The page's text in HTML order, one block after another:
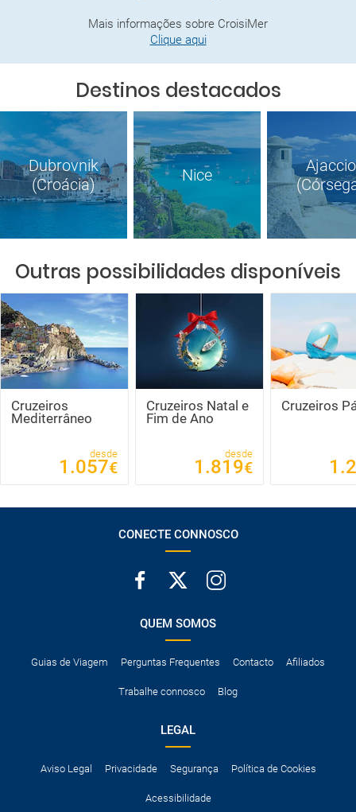
Mais informações sobre CroisiMer
Clique aqui
Destinos destacados
Dubrovnik
(Croácia)
Nice
Ajaccio
Outras possibilidades disponíveis
Cruzeiros
Mediterrâneo
desde
1.057€
Cruzeiros Natal e
Fim de Ano
desde
1.819€
Cruzeiros
CONECTE CONNOSCO
QUEM SOMOS
Guias de Viagem Perguntas Frequentes Contacto Afiliados
Trabalhe connosco Blog
LEGAL
Aviso Legal Privacidade Segurança Política de Cookies
Acessibilidade